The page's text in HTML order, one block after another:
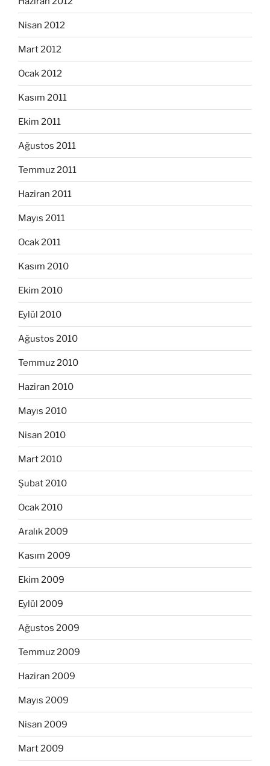
Nisan 2012
Mart 2012
Ocak 2012
Kasım 2011
Ekim 2011
Ağustos 2011
Temmuz 2011
Haziran 2011
Mayıs 2011
Ocak 2011
Kasım 2010
Ekim 2010
Eylül 2010
Ağustos 2010
Temmuz 2010
Haziran 2010
Mayıs 2010
Nisan 2010
Mart 2010
Şubat 2010
Ocak 2010
Aralık 2009
Kasım 2009
Ekim 2009
Eylül 2009
Ağustos 2009
Temmuz 2009
Haziran 2009
Mayıs 2009
Nisan 2009
Mart 2009